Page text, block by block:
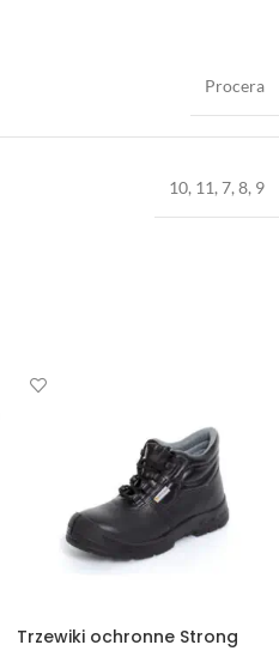
Procera
10, 11, 7, 8, 9
Trzewiki ochronne Strong